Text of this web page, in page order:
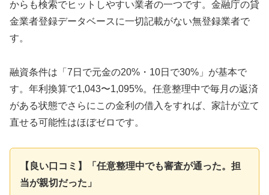
からも検索でヒットしやすい業者の一つです。金融庁の貸
金業者登録データベースに一切記載がない無登録業者で
す。
融資条件は「7日で元金の20%・10日で30%」が基本で
す。年利換算で1,043〜1,095%。任意整理中で毎月の返済
がある状態でさらにこの金利の借入をすれば、家計が立て
直せる可能性はほぼゼロです。
【良い口コミ】「任意整理中でも審査が通った。担
当が親切だった」